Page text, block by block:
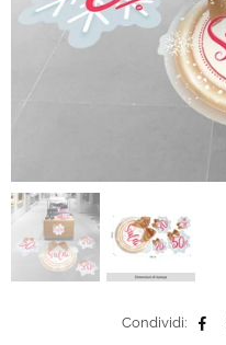
Condividi: